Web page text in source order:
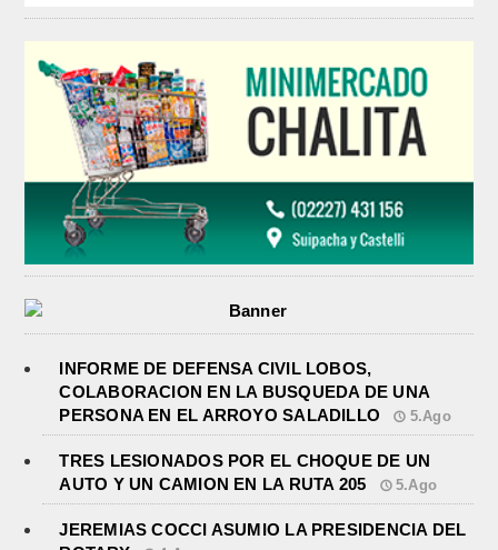
INFORME DE DEFENSA CIVIL LOBOS,
COLABORACION EN LA BUSQUEDA DE UNA
PERSONA EN EL ARROYO SALADILLO
5.Ago
TRES LESIONADOS POR EL CHOQUE DE UN
AUTO Y UN CAMION EN LA RUTA 205
5.Ago
JEREMIAS COCCI ASUMIO LA PRESIDENCIA DEL
TRES LESIONADOS POR EL